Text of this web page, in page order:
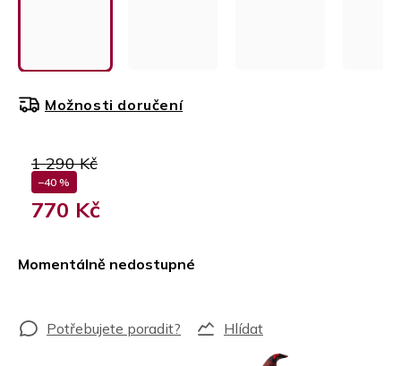
1 290 Kč
–40 %
770 Kč
Momentálně nedostupné
Možnosti doručení
Hlídat